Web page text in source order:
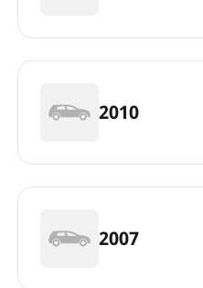
2010
2007